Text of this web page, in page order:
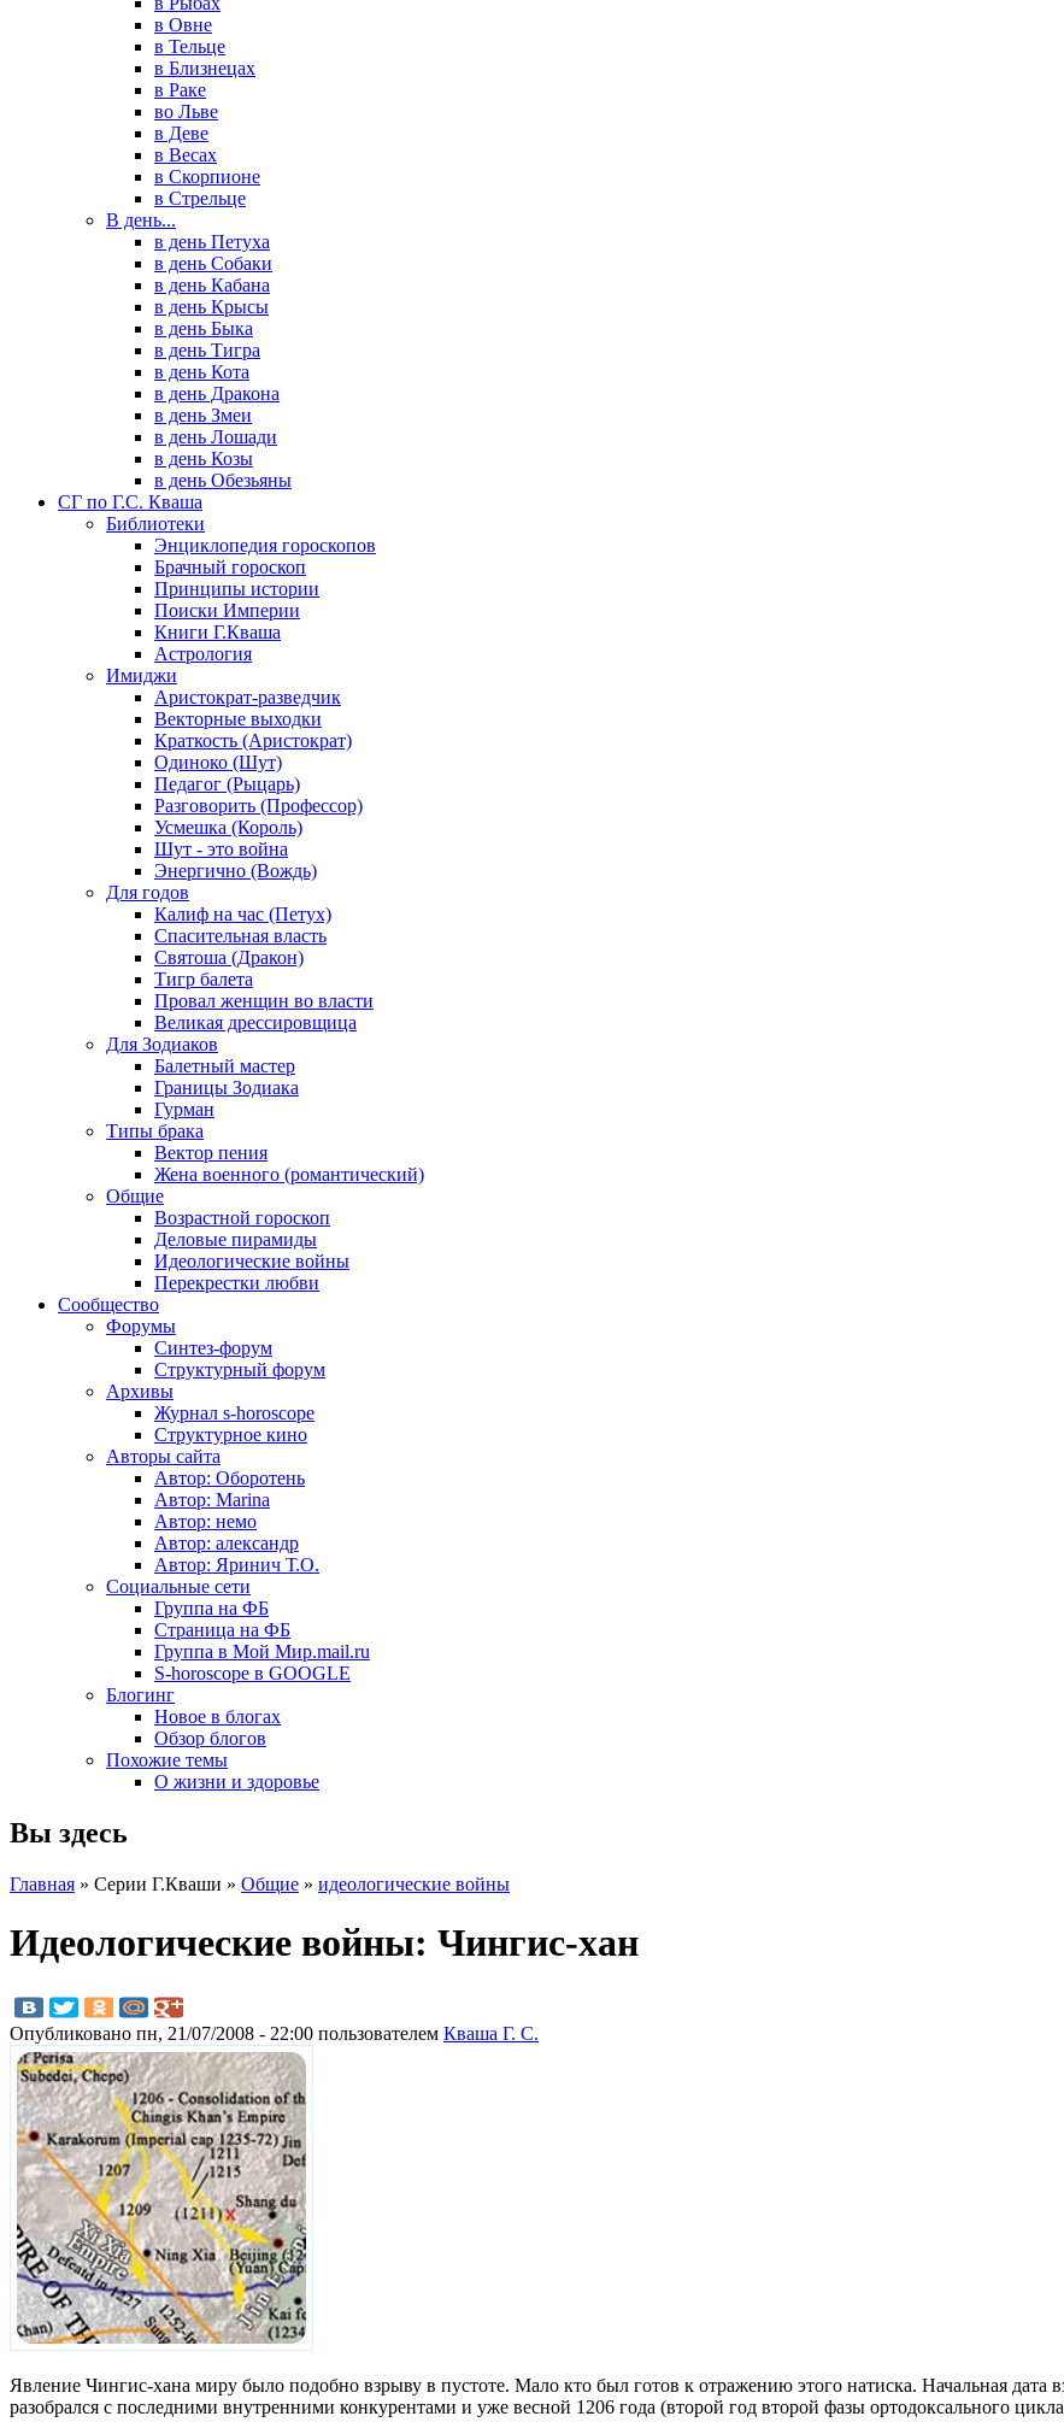
в Овне
в Тельце
в Близнецах
в Раке
во Льве
в Деве
в Весах
в Скорпионе
в Стрельце
В день...
в день Петуха
в день Собаки
в день Кабана
в день Крысы
в день Быка
в день Тигра
в день Кота
в день Дракона
в день Змеи
в день Лошади
в день Козы
в день Обезьяны
СГ по Г.С. Кваша
Библиотеки
Энциклопедия гороскопов
Брачный гороскоп
Принципы истории
Поиски Империи
Книги Г.Кваша
Астрология
Имиджи
Аристократ-разведчик
Векторные выходки
Краткость (Аристократ)
Одиноко (Шут)
Педагог (Рыцарь)
Разговорить (Профессор)
Усмешка (Король)
Шут - это война
Энергично (Вождь)
Для годов
Калиф на час (Петух)
Спасительная власть
Святоша (Дракон)
Тигр балета
Провал женщин во власти
Великая дрессировщица
Для Зодиаков
Балетный мастер
Границы Зодиака
Гурман
Типы брака
Вектор пения
Жена военного (романтический)
Общие
Возрастной гороскоп
Деловые пирамиды
Идеологические войны
Перекрестки любви
Сообщество
Форумы
Синтез-форум
Структурный форум
Архивы
Журнал s-horoscope
Структурное кино
Авторы сайта
Автор: Оборотень
Автор: Marina
Автор: немo
Автор: александр
Автор: Яринич Т.О.
Социальные сети
Группа на ФБ
Страница на ФБ
Группа в Мой Мир.mail.ru
S-horoscope в GOOGLE
Блогинг
Новое в блогах
Обзор блогов
Похожие темы
О жизни и здоровье
Вы здесь
Главная » Серии Г.Кваши » Общие » идеологические войны
Идеологические войны: Чингис-хан
Опубликовано пн, 21/07/2008 - 22:00 пользователем Кваша Г. С.
Явление Чингис-хана миру было подобно взрыву в пустоте. Мало кто был готов к отражению этого натиска. Начальная
разобрался с последними внутренними конкурентами и уже весной 1206 года (второй год второй фазы ортодоксального